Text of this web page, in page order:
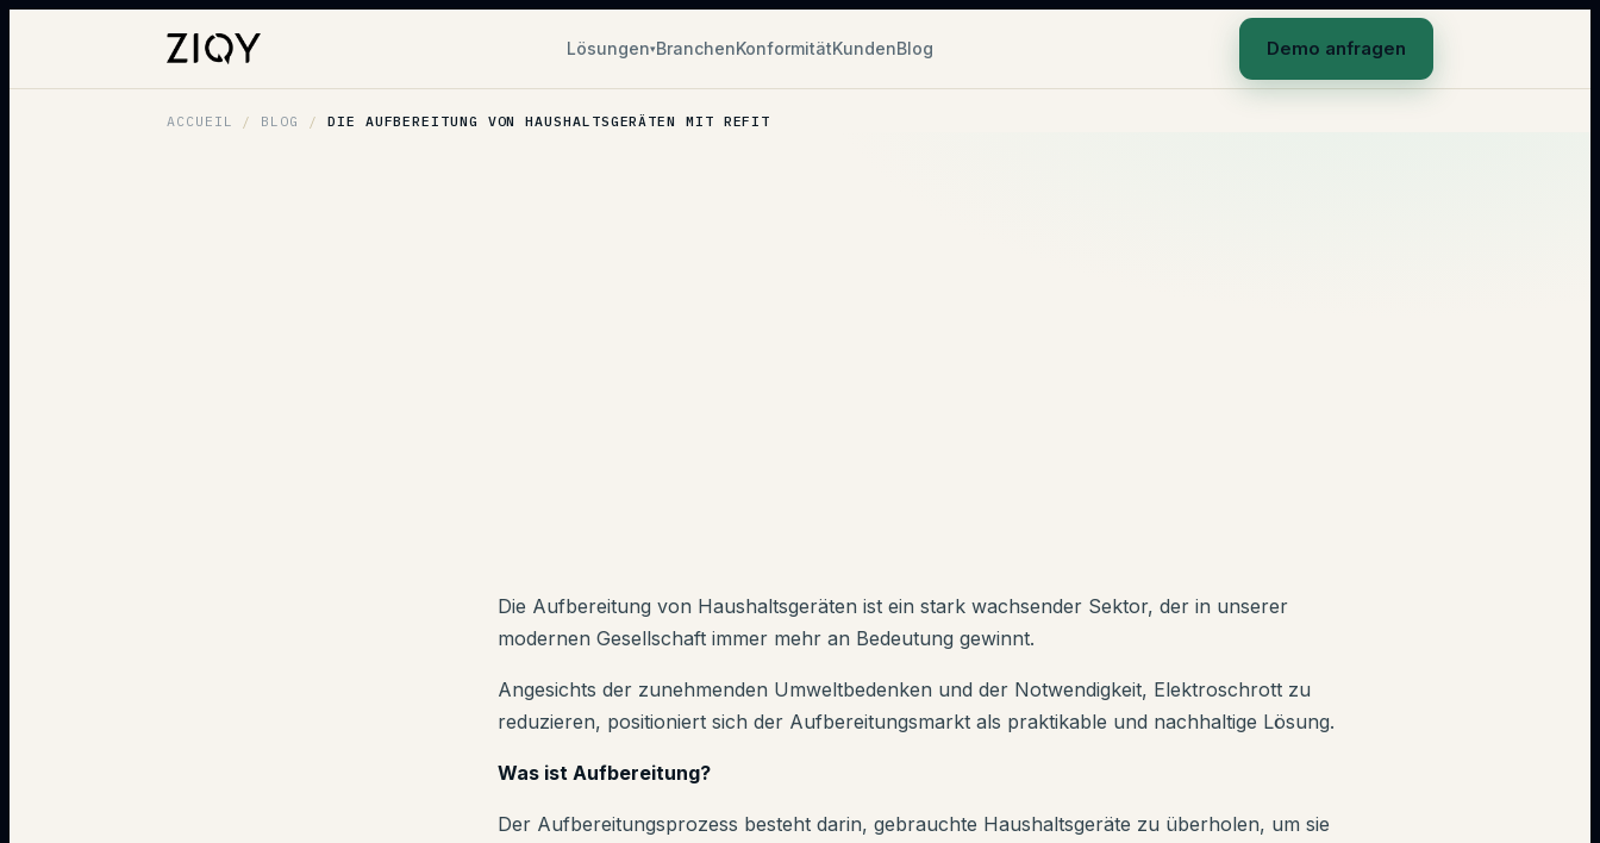
Lösungen▾BranchenKonformitätKundenBlog Demo anfragen
ACCUEIL / BLOG / DIE AUFBEREITUNG VON HAUSHALTSGERÄTEN MIT REFIT
Die Aufbereitung von Haushaltsgeräten ist ein stark wachsender Sektor, der in unserer
modernen Gesellschaft immer mehr an Bedeutung gewinnt.
Angesichts der zunehmenden Umweltbedenken und der Notwendigkeit, Elektroschrott zu
reduzieren, positioniert sich der Aufbereitungsmarkt als praktikable und nachhaltige Lösung.
Was ist Aufbereitung?
Der Aufbereitungsprozess besteht darin, gebrauchte Haushaltsgeräte zu überholen, um sie